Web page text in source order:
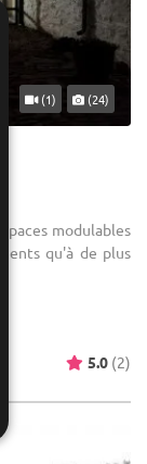
(1) (24)
modulables
qu'à de plus
5.0 (2)